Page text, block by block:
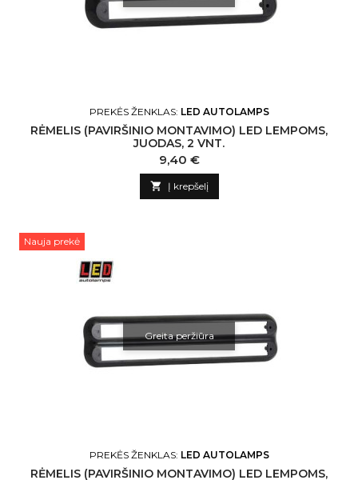
PREKĖS ŽENKLAS: LED AUTOLAMPS
RĖMELIS (PAVIRŠINIO MONTAVIMO) LED LEMPOMS,
JUODAS, 2 VNT.
Kaina
9,40 €
 Į krepšelį
Nauja prekė
Greita peržiūra
PREKĖS ŽENKLAS: LED AUTOLAMPS
RĖMELIS (PAVIRŠINIO MONTAVIMO) LED LEMPOMS,